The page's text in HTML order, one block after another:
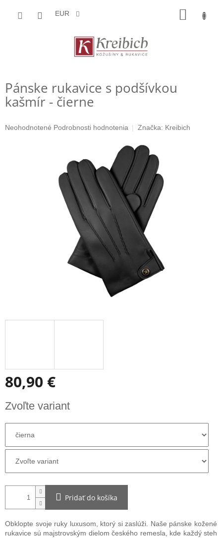
EUR
Pánske rukavice s podšívkou
kašmír - čierne
Priemerné
Neohodnotené Podrobnosti hodnotenia Značka: Kreibich
80,90 €
cena:
Zvoľte variant
Pridať do košíka
Obklopte svoje ruky luxusom, ktorý si zaslúži. Naše pánske kožené
rukavice sú majstrovským dielom českého remesla, kde každý steh